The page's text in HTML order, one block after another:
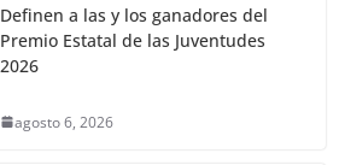
Definen a las y los ganadores del
Premio Estatal de las Juventudes
2026
agosto 6, 2026